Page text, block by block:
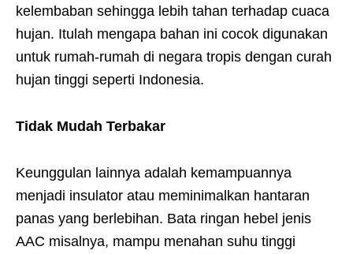
kelembaban sehingga lebih tahan terhadap cuaca
hujan. Itulah mengapa bahan ini cocok digunakan
untuk rumah-rumah di negara tropis dengan curah
hujan tinggi seperti Indonesia.
Tidak Mudah Terbakar
Keunggulan lainnya adalah kemampuannya
menjadi insulator atau meminimalkan hantaran
panas yang berlebihan. Bata ringan hebel jenis
AAC misalnya, mampu menahan suhu tinggi